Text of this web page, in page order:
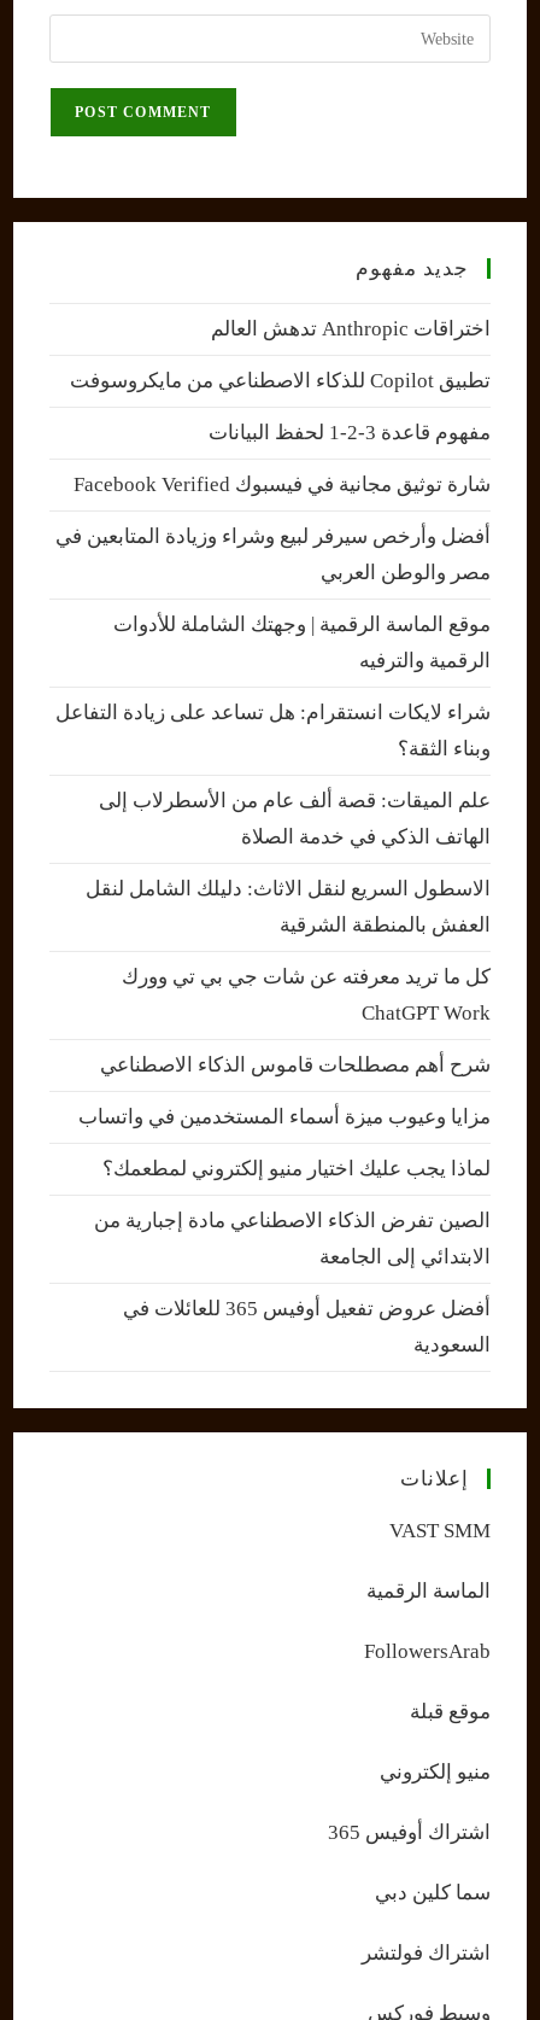
comment
email
address
Enter
your
جديد مفهوم
اختراقات Anthropic تدهش العالم
تطبيق Copilot للذكاء الاصطناعي من مايكروسوفت
مفهوم قاعدة 3-2-1 لحفظ البيانات
شارة توثيق مجانية في فيسبوك Facebook Verified
أفضل وأرخص سيرفر لبيع وشراء وزيادة المتابعين في
مصر والوطن العربي
موقع الماسة الرقمية | وجهتك الشاملة للأدوات
الرقمية والترفيه
شراء لايكات انستقرام: هل تساعد على زيادة التفاعل
وبناء الثقة؟
علم الميقات: قصة ألف عام من الأسطرلاب إلى
الهاتف الذكي في خدمة الصلاة
الاسطول السريع لنقل الاثاث: دليلك الشامل لنقل
العفش بالمنطقة الشرقية
كل ما تريد معرفته عن شات جي بي تي وورك
ChatGPT Work
شرح أهم مصطلحات قاموس الذكاء الاصطناعي
مزايا وعيوب ميزة أسماء المستخدمين في واتساب
لماذا يجب عليك اختيار منيو إلكتروني لمطعمك؟
الصين تفرض الذكاء الاصطناعي مادة إجبارية من
الابتدائي إلى الجامعة
أفضل عروض تفعيل أوفيس 365 للعائلات في
السعودية
إعلانات
VAST SMM
الماسة الرقمية
FollowersArab
موقع قبلة
منيو إلكتروني
اشتراك أوفيس 365
سما كلين دبي
اشتراك فولتشر
وسيط فوركس